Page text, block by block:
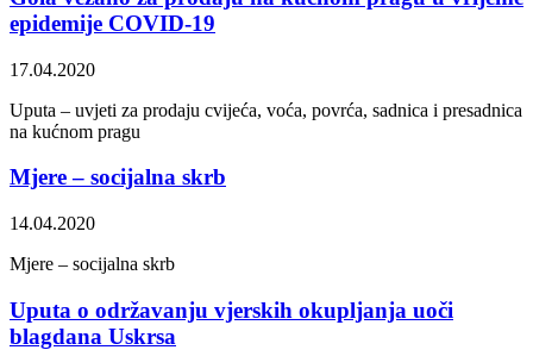
epidemije COVID-19
17.04.2020
Uputa – uvjeti za prodaju cvijeća, voća, povrća, sadnica i presadnica
na kućnom pragu
Mjere – socijalna skrb
14.04.2020
Mjere – socijalna skrb
Uputa o održavanju vjerskih okupljanja uoči
blagdana Uskrsa